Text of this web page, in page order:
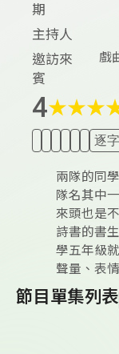
期
主持人
邀訪來
賓
戲
4★★★
逐
兩隊的同
隊名其中
來頭也是
詩書的書
學五年級
聲量、表
節目單集列表